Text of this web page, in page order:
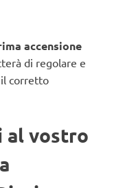
accensione
di regolare e
corretto
al vostro